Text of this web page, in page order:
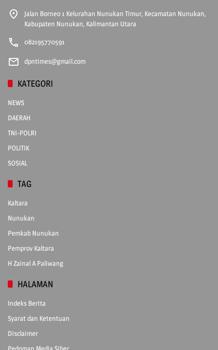
Jalan Borneo 1 Kelurahan Nunukan Timur, Kecamatan Nunukan,
Kabupaten Nunukan, Kalimantan Utara
082195770591
dpntimes@gmail.com
KATEGORI
NEWS
DAERAH
TNI-POLRI
POLITIK
SOSIAL
TAG
Kaltara
Nunukan
Pemkab Nunukan
Pemprov Kaltara
H Zainal A Paliwang
HALAMAN
Indeks Berita
Syarat dan Ketentuan
Disclaimer
Pedoman Media Siber